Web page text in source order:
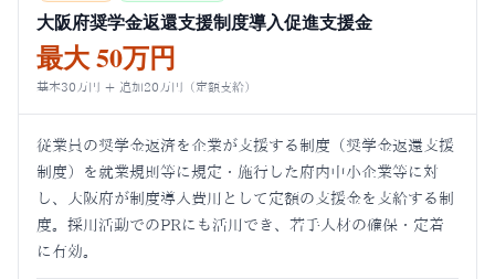
大阪府奨学金返還支援制度導入促進支援金
最大 50万円
基本30万円 ＋ 追加20万円（定額支給）
従業員の奨学金返済を企業が支援する制度（奨学金返還支援
制度）を就業規則等に規定・施行した府内中小企業等に対
し、大阪府が制度導入費用として定額の支援金を支給する制
度。採用活動でのPRにも活用でき、若手人材の確保・定着
に有効。